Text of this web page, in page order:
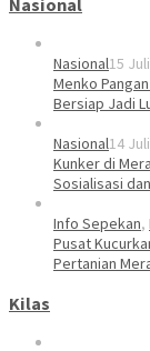
Nasional15
Menko
Bersiap Jadi
Nasional14
Kunker di
Sosialisasi
Info Sepekan,
Pusat
Pertanian
Kilas